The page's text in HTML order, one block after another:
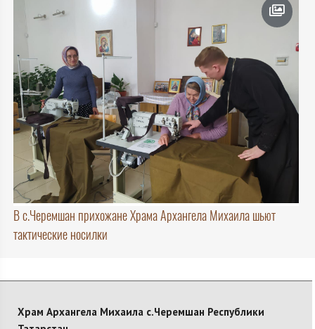
В с.Черемшан прихожане Храма Архангела Михаила шьют
тактические носилки
Храм Архангела Михаила с.Черемшан Республики